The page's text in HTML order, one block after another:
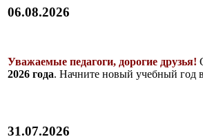
06.08.2026
Уважаемые педагоги, дорогие друзья!
2026 года. Начните новый учебный год
31.07.2026